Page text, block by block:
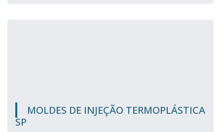
MOLDES DE INJEÇÃO TERMOPLÁSTICA
SP